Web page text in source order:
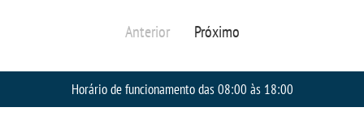
Anterior Próximo
Horário de funcionamento das 08:00 às 18:00